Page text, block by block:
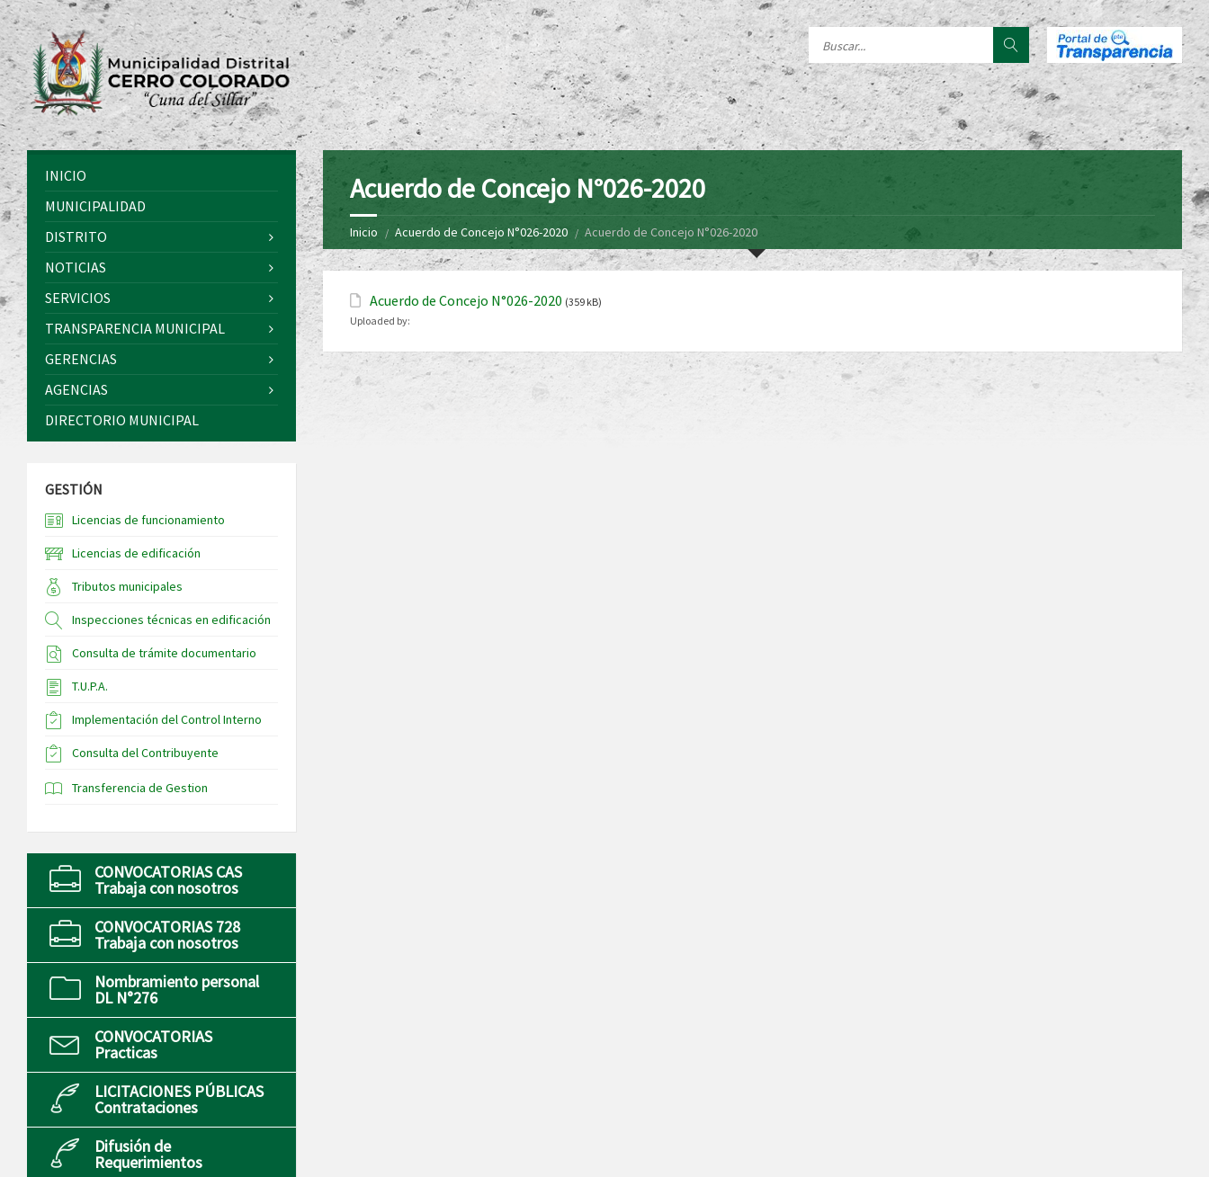
Acuerdo de Concejo N°026-2020
Inicio Acuerdo de Concejo N°026-2020 Acuerdo de Concejo N°026-2020
Acuerdo de Concejo N°026-2020 (359 kB)
Uploaded by:
INICIO
MUNICIPALIDAD
DISTRITO
NOTICIAS
SERVICIOS
TRANSPARENCIA MUNICIPAL
GERENCIAS
AGENCIAS
DIRECTORIO MUNICIPAL
GESTIÓN
Licencias de funcionamiento
Licencias de edificación
Tributos municipales
Inspecciones técnicas en edificación
Consulta de trámite documentario
T.U.P.A.
Implementación del Control Interno
Consulta del Contribuyente
Transferencia de Gestion
CONVOCATORIAS CAS
Trabaja con nosotros
CONVOCATORIAS 728
Trabaja con nosotros
Nombramiento personal
DL N°276
CONVOCATORIAS
Practicas
LICITACIONES PÚBLICAS
Contrataciones
Difusión de
Requerimientos